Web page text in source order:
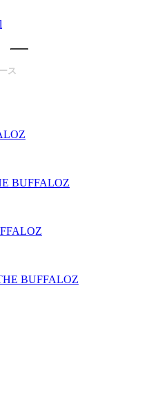
ス
BUFFALOZ
BUFFALOZ